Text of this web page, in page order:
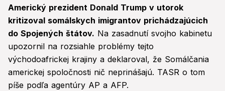
Americký prezident Donald Trump v utorok
kritizoval somálskych imigrantov prichádzajúcich
do Spojených štátov. Na zasadnutí svojho kabinetu
upozornil na rozsiahle problémy tejto
východoafrickej krajiny a deklaroval, že Somálčania
americkej spoločnosti nič neprinášajú. TASR o tom
píše podľa agentúry AP a AFP.